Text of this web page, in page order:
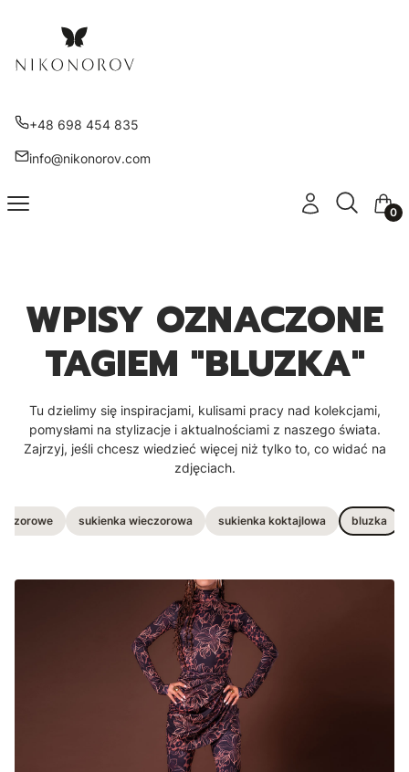
+48 698 454 835
info@nikonorov.com
Menu Zaloguj sięOtwórz
Szukaj
WPISY OZNACZONE
TAGIEM "BLUZKA"
Tu dzielimy się inspiracjami, kulisami pracy nad kolekcjami,
pomysłami na stylizacje i aktualnościami z naszego świata.
Zajrzyj, jeśli chcesz wiedzieć więcej niż tylko to, co widać na
zdjęciach.
sukienka wieczorowa sukienka koktajlowa bluzka